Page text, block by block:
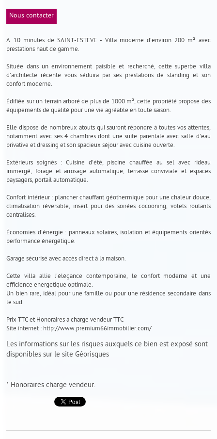
Nous contacter
A 10 minutes de SAINT-ESTEVE - Villa moderne d'environ 200 m² avec
prestations haut de gamme.
Située dans un environnement paisible et recherché, cette superbe villa
d'architecte récente vous séduira par ses prestations de standing et son
confort moderne.
Édifiée sur un terrain arboré de plus de 1000 m², cette propriété propose des
équipements de qualité pour une vie agréable en toute saison.
Elle dispose de nombreux atouts qui sauront répondre à toutes vos attentes,
notamment avec ses 4 chambres dont une suite parentale avec salle d'eau
privative et dressing et son spacieux séjour avec cuisine ouverte.
Extérieurs soignés : Cuisine d'été, piscine chauffée au sel avec rideau
immergé, forage et arrosage automatique, terrasse conviviale et espaces
paysagers, portail automatique.
Confort intérieur : plancher chauffant géothermique pour une chaleur douce,
climatisation réversible, insert pour des soirées cocooning, volets roulants
centralisés.
Économies d'énergie : panneaux solaires, isolation et équipements orientés
performance énergétique.
Garage sécurisé avec accès direct à la maison.
Cette villa allie l'élégance contemporaine, le confort moderne et une
efficience énergétique optimale.
Un bien rare, idéal pour une famille ou pour une résidence secondaire dans
le sud.
Prix TTC et Honoraires à charge vendeur TTC
Site internet : http://www.premium66immobilier.com/
Les informations sur les risques auxquels ce bien est exposé sont
disponibles sur le site Géorisques
* Honoraires charge vendeur.